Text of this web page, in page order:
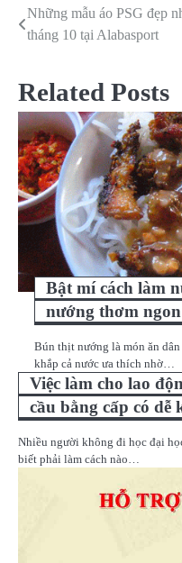
Điều
hướng
bài
viết
Những mẫu áo PSG đẹp
tháng 10 tại Alabasport
Related Posts
Bật mí cách làm
nướng thơm
Bún thịt nướng là món ăn
khắp cả nước ưa thích nhờ…
Việc làm cho lao
cầu bằng cấp có dễ
Nhiều người không đi học đại
biết phải làm cách nào…